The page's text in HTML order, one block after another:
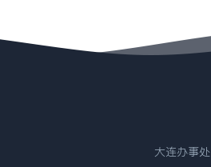
大连办事处